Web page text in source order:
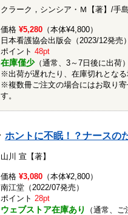
クラーク，シンシア・Ｍ【著】/手
価格¥5,280 （本体¥4,800）
日本看護協会出版会（2023/12発売）
ポイント48pt
在庫僅少（通常、3～7日後に出荷）
※出荷が遅れたり、在庫切れとなる
※複数冊ご注文の場合にはお取り
す。
ホントに不眠！？ナースの
山川 宣【著】
価格¥3,080 （本体¥2,800）
南江堂（2022/07発売）
ポイント 28pt
ウェブストア在庫あり
（通常、